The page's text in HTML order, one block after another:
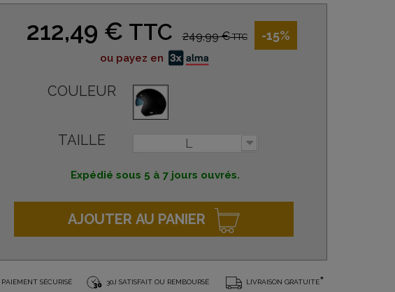
212,49 € TTC 249,99 €TTC -15%
ou payez en
COULEUR
TAILLE L
Expédié sous 5 à 7 jours ouvrés.
AJOUTER AU PANIER
PAIEMENT SÉCURISÉ 30J SATISFAIT OU REMBOURSÉ LIVRAISON GRATUITE*